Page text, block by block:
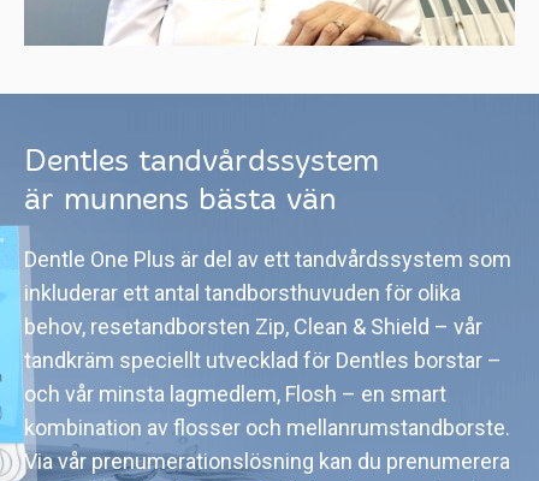
Dentles tandvårdssystem
är munnens bästa vän
Dentle One Plus är del av ett tandvårdssystem som
inkluderar ett antal tandborsthuvuden för olika
behov, resetandborsten Zip, Clean & Shield – vår
tandkräm speciellt utvecklad för Dentles borstar –
och vår minsta lagmedlem, Flosh – en smart
kombination av flosser och mellanrumstandborste.
Via vår prenumerationslösning kan du prenumerera